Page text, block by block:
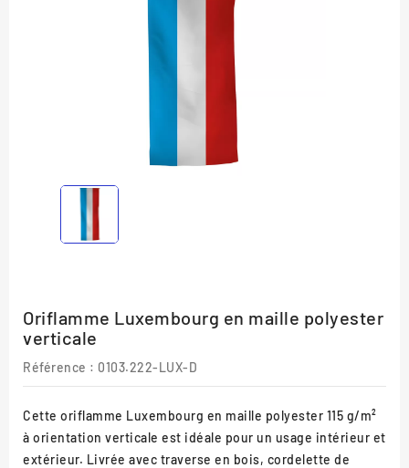
Oriflamme Luxembourg en maille polyester
verticale
Référence : 0103.222-LUX-D
Cette oriflamme Luxembourg en maille polyester 115 g/m²
à orientation verticale est idéale pour un usage intérieur et
extérieur. Livrée avec traverse en bois, cordelette de